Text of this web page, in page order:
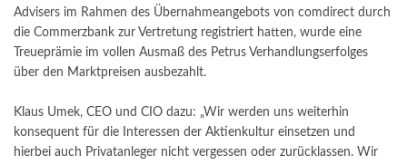
Advisers im Rahmen des Übernahmeangebots von comdirect durch
die Commerzbank zur Vertretung registriert hatten, wurde eine
Treueprämie im vollen Ausmaß des Petrus Verhandlungserfolges
über den Marktpreisen ausbezahlt.
Klaus Umek, CEO und CIO dazu: „Wir werden uns weiterhin
konsequent für die Interessen der Aktienkultur einsetzen und
hierbei auch Privatanleger nicht vergessen oder zurücklassen. Wir